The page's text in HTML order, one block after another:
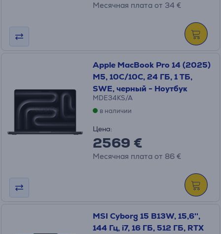
Месячная плата от 34 €
Apple MacBook Pro 14 (2025)
M5, 10C/10C, 24 ГБ, 1 ТБ,
SWE, черный - Ноутбук
MDE34KS/A
в наличии
Цена:
2569 €
Месячная плата от 86 €
MSI Cyborg 15 B13W, 15,6'',
144 Гц, i7, 16 ГБ, 512 ГБ, RTX